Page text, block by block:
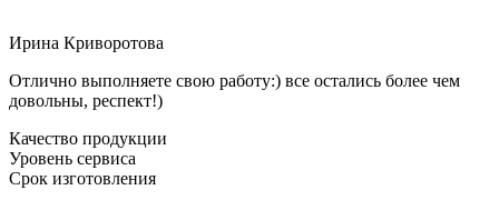
Ирина Криворотова
Отлично выполняете свою работу:) все остались более чем
довольны, респект!)
Качество продукции
Уровень сервиса
Срок изготовления